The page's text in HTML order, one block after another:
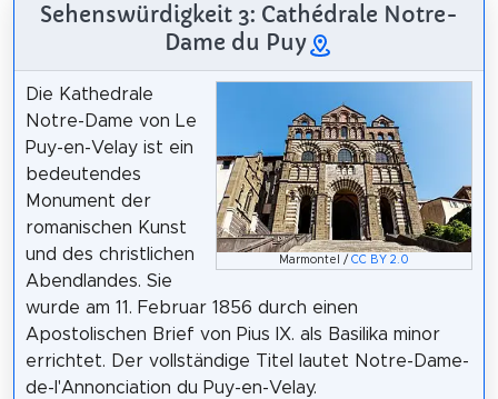
Sehenswürdigkeit 3: Cathédrale Notre-
Dame du Puy
Marmontel /CC BY 2.0
Die Kathedrale
Notre-Dame von Le
Puy-en-Velay ist ein
bedeutendes
Monument der
romanischen Kunst
und des christlichen
Abendlandes. Sie
wurde am 11. Februar 1856 durch einen
Apostolischen Brief von Pius IX. als Basilika minor
errichtet. Der vollständige Titel lautet Notre-Dame-
de-l'Annonciation du Puy-en-Velay.